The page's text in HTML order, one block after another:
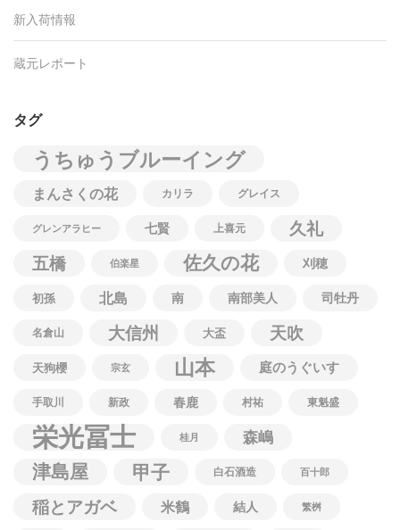
新入荷情報
蔵元レポート
タグ
うちゅうブルーイング
まんさくの花 カリラ グレイス
グレンアラヒー 七賢 上喜元
久礼
五橋
伯楽星 佐久の花 刈穂
初孫 北島 南 南部美人 司牡丹
名倉山 大信州 大盃 天吹
天狗櫻 宗玄 山本 庭のうぐいす
手取川 新政 春鹿 村祐 東魁盛
栄光冨士 桂月 森嶋
津島屋 甲子 白石酒造 百十郎
稲とアガベ 米鶴 結人 繁桝